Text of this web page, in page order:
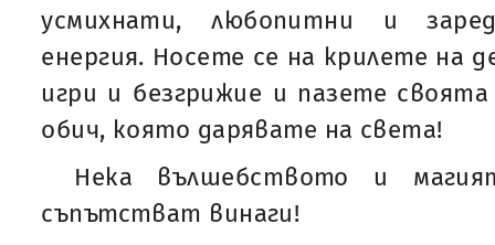
усмихнати, любопитни и
енергия. Носете се на крилете на
игри и безгрижие и пазете
обич, която дарявате на света!
Нека вълшебството и
съпътстват винаги!